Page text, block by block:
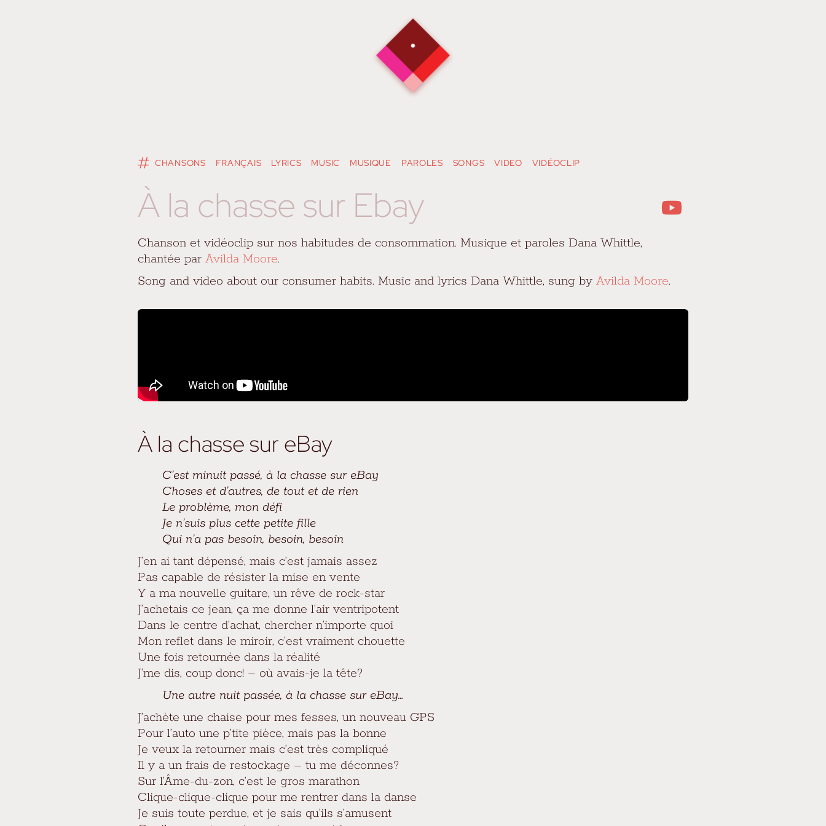
CHANSONS FRANÇAIS LYRICS MUSIC MUSIQUE PAROLES SONGS VIDEO VIDÉOCLIP
À la chasse sur Ebay
Chanson et vidéoclip sur nos habitudes de consommation. Musique et paroles Dana Whittle,
chantée par Avilda Moore.
Song and video about our consumer habits. Music and lyrics Dana Whittle, sung by Avilda Moore.
À la chasse sur eBay
C’est minuit passé, à la chasse sur eBay
Choses et d’autres, de tout et de rien
Le problème, mon défi
Je n’suis plus cette petite fille
Qui n’a pas besoin, besoin, besoin
J’en ai tant dépensé, mais c’est jamais assez
Pas capable de résister la mise en vente
Y a ma nouvelle guitare, un rêve de rock-star
J’achetais ce jean, ça me donne l’air ventripotent
Dans le centre d’achat, chercher n’importe quoi
Mon reflet dans le miroir, c’est vraiment chouette
Une fois retournée dans la réalité
J’me dis, coup donc! – où avais-je la tête?
Une autre nuit passée, à la chasse sur eBay…
J’achète une chaise pour mes fesses, un nouveau GPS
Pour l’auto une p’tite pièce, mais pas la bonne
Je veux la retourner mais c’est très compliqué
Il y a un frais de restockage – tu me déconnes?
Sur l’Âme-du-zon, c’est le gros marathon
Clique-clique-clique pour me rentrer dans la danse
Je suis toute perdue, et je sais qu’ils s’amusent